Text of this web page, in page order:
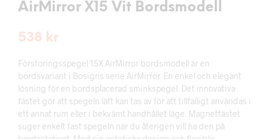
AirMirror X15 Vit Bordsmodell
538 kr
Förstoringsspegel 15X AirMirror bordsmodell är en
bordsvariant i Bosigns serie AirMirror. En enkel och elegant
lösning för en bordsplacerad sminkspegel. Det innovativa
fästet gör att spegeln lätt kan tas av för att tillfälligt användas i
ett annat rum eller i bekvämt handhållet läge. Magnetfästet
suger enkelt fast spegeln när du återigen vill ha den på